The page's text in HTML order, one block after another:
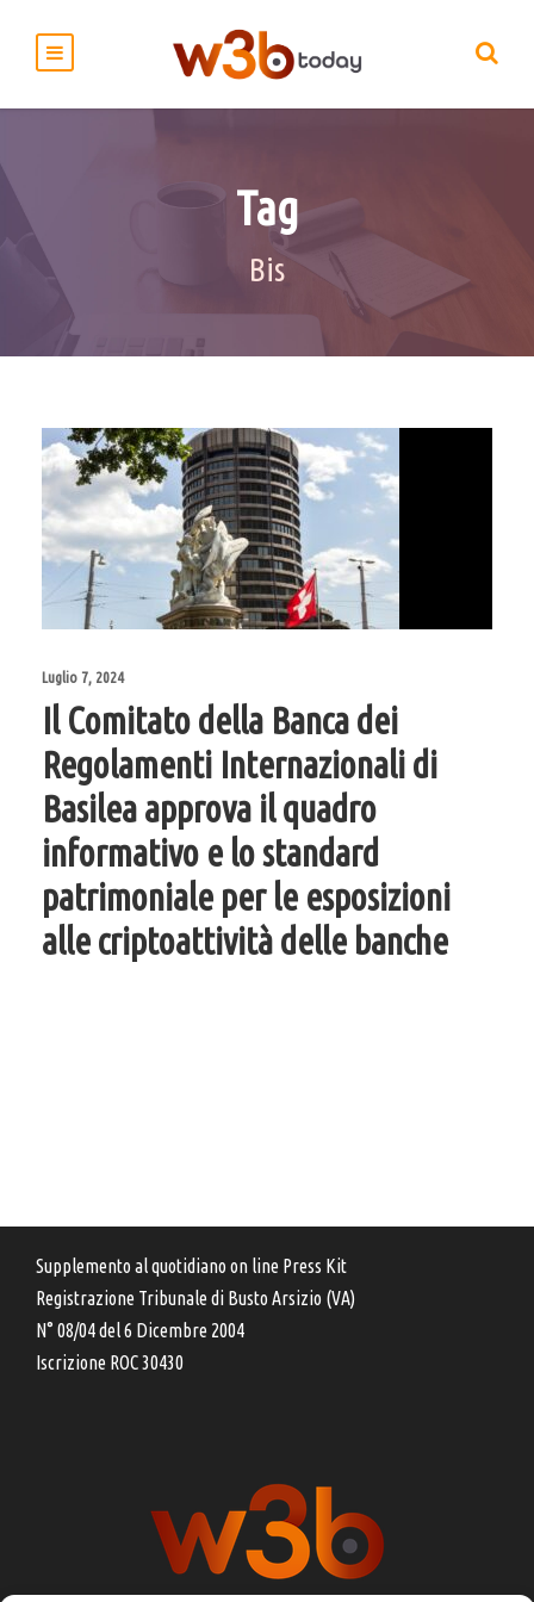
Tag
Bis
Luglio 7, 2024
Il Comitato della Banca dei
Regolamenti Internazionali di
Basilea approva il quadro
informativo e lo standard
patrimoniale per le esposizioni
alle criptoattività delle banche
Supplemento al quotidiano on line Press Kit
Registrazione Tribunale di Busto Arsizio (VA)
N° 08/04 del 6 Dicembre 2004
Iscrizione ROC 30430